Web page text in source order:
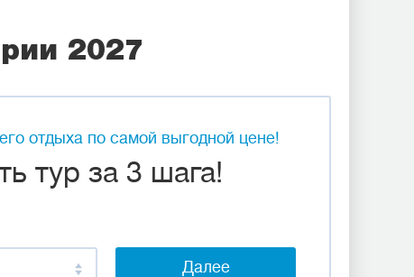
2027
отдыха по самой выгодной цене!
тур за 3 шага!
Далее